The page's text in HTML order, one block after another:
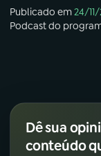
Publicado em24/11/
Podcastdo
Dê sua
conteúdo